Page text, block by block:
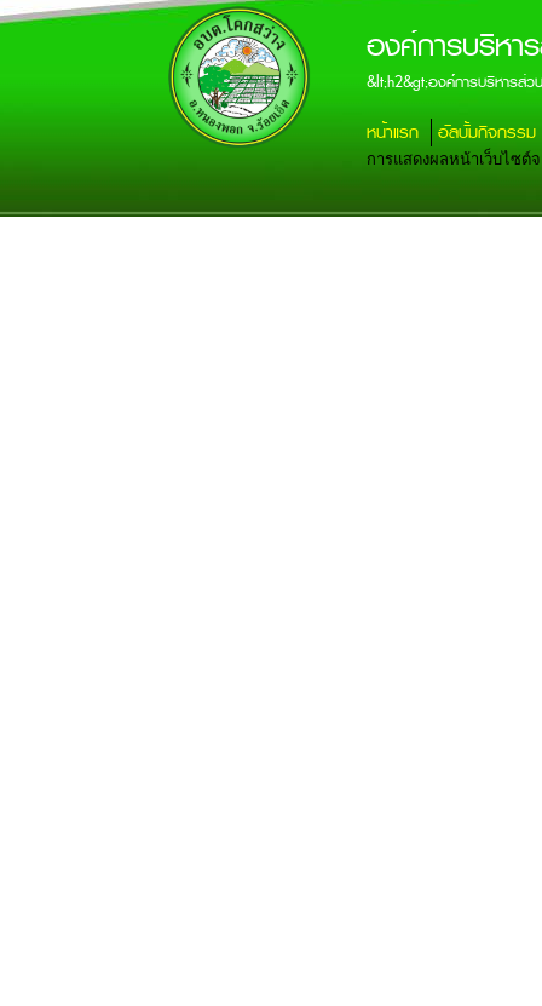
องค์การบริหา
&lt;h2&gt;องค์การบริหารส่
หน้าแรก อัลบั้มกิจกรรม
การแสดงผลหน้าเว็บไซต์